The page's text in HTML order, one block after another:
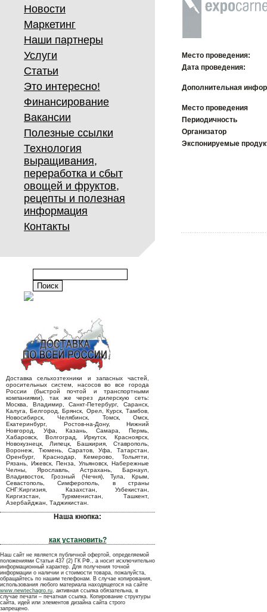
Новости
Маркетинг
Наши партнеры
Услуги
Статьи
Это интересно!
Финансирование
Вакансии
Полезные ссылки
Технология
выращивания,
переработка и сбыт
овощей и фруктов,
рецепты и полезная
информация
Контакты
Доставка сельхозтехники и запасных частей,
оросительных систем, насосов во все города
России (быстрой почтой и транспортными
компаниями), так же через дилерскую сеть:
Москва, Владимир, Санкт-Петербург, Саранск,
Калуга, Белгород, Брянск, Орел, Курск, Тамбов,
Новосибирск, Челябинск, Томск, Омск,
Екатеринбург, Ростов-на-Дону, Нижний
Новгород, Уфа, Казань, Самара, Пермь,
Хабаровск, Волгоград, Иркутск, Красноярск,
Новокузнецк, Липецк, Башкирия, Ставрополь,
Воронеж, Тюмень, Саратов, Уфа, Татарстан,
Оренбург, Краснодар, Кемерово, Тольятти,
Рязань, Ижевск, Пенза, Ульяновск, Набережные
Челны, Ярославль, Астрахань, Барнаул,
Владивосток, Грозный (Чечня), Тула, Крым,
Севастополь, Симферополь, в страны
СНГ:Киргизия, Казахстан, Узбекистан,
Киргизстан, Туркменистан, Ташкент,
Азербайджан, Таджикистан.
Наша кнопка:
как установить?
Наш сайт не является публичной офертой, определяемой
положениями Статьи 437 (2) ГК РФ., а носит исключительно
информационный характер. Для получения точной
информации о наличии и стоимости товара, пожалуйста,
обращайтесь по нашим телефонам. В случае копирования,
использования любого материала находящегося на сайте
www.newtechagro.ru, активная ссылка обязательна, в
случае печати – печатная ссылка. Копирование структуры
сайта, идей или элементов дизайна сайта строго
запрещено.
Место проведения:
Дата проведения:
Дополнительная
Место проведения
Периодичность
Организатор
Экспонируемые